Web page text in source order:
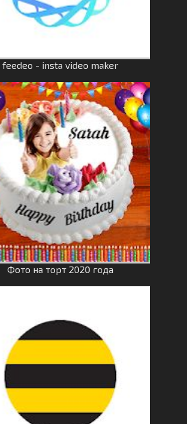
feedeo - insta video maker
Фото на торт 2020 года